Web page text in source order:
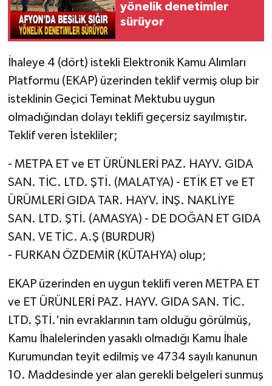
yönelik denetimler
sürüyor
İhaleye 4 (dört) istekli Elektronik Kamu Alımları
Platformu (EKAP) üzerinden teklif vermiş olup bir
isteklinin Geçici Teminat Mektubu uygun
olmadığından dolayı teklifi geçersiz sayılmıştır.
Teklif veren İstekliler;
- METPA ET ve ET ÜRÜNLERİ PAZ. HAYV. GIDA
SAN. TİC. LTD. ŞTİ. (MALATYA) - ETİK ET ve ET
ÜRÜMLERİ GIDA TAR. HAYV. İNŞ. NAKLİYE
SAN. LTD. ŞTİ. (AMASYA) - DE DOĞAN ET GIDA
SAN. VE TİC. A.Ş (BURDUR)
- FURKAN ÖZDEMİR (KÜTAHYA) olup;
EKAP üzerinden en uygun teklifi veren METPA ET
ve ET ÜRÜNLERİ PAZ. HAYV. GIDA SAN. TİC.
LTD. ŞTİ.'nin evraklarının tam olduğu görülmüş,
Kamu İhalelerinden yasaklı olmadığı Kamu İhale
Kurumundan teyit edilmiş ve 4734 sayılı kanunun
10. Maddesinde yer alan gerekli belgeleri sunmuş